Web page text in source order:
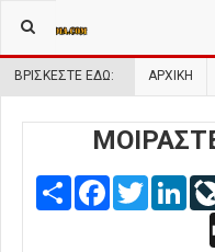
ΒΡΊΣΚΕΣΤΕ ΕΔΏ: ΑΡΧΙΚΉ
Share FacebookTwitter